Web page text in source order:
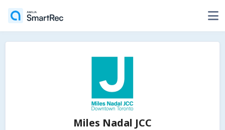
Miles Nadal JCC